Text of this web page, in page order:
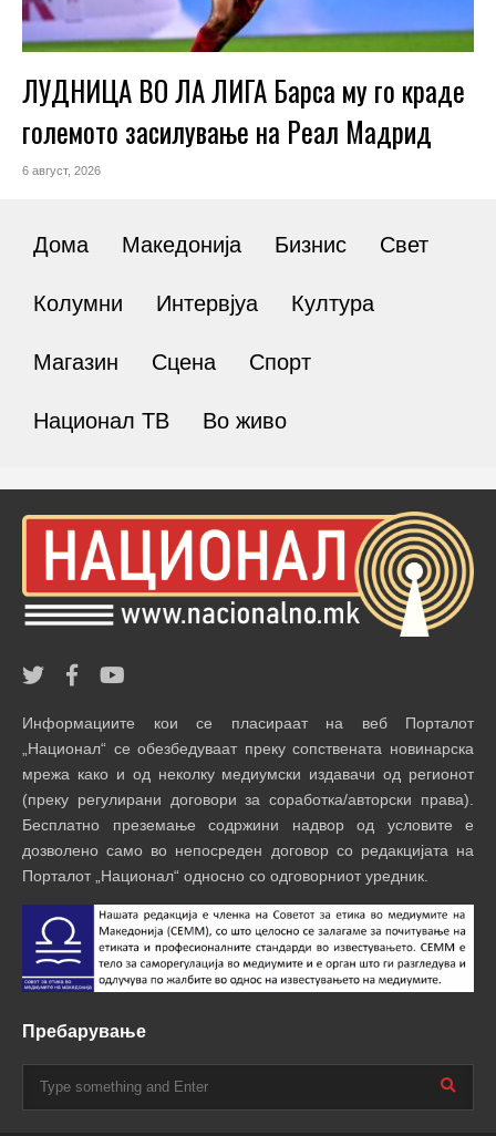
ЛУДНИЦА ВО ЛА ЛИГА Барса му го краде
големото засилување на Реал Мадрид
6 август, 2026
Дома Македонија Бизнис Свет
Колумни Интервјуа Култура
Магазин Сцена Спорт
Национал ТВ Во живо
Информациите кои се пласираат на веб Порталот
„Национал“ се обезбедуваат преку сопствената новинарска
мрежа како и од неколку медиумски издавачи од регионот
(преку регулирани договори за соработка/авторски права).
Бесплатно преземање содржини надвор од условите е
дозволено само во непосреден договор со редакцијата на
Порталот „Национал“ односно со одговорниот уредник.
Пребарување